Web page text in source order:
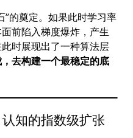
”的奠定。如果此时学习率
前陷入梯度爆炸，产生
时展现出了一种算法层
去构建一个最稳定的底
知的指数级扩张